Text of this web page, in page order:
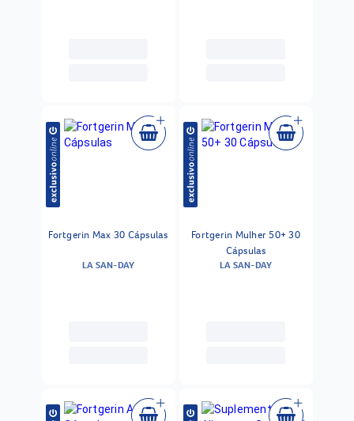
Fortgerin Max 30 Cápsulas
LA SAN-DAY
Fortgerin Mulher 50+ 30
Cápsulas
LA SAN-DAY